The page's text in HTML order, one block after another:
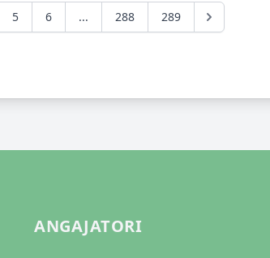
5 6 ... 288 289
ANGAJATORI